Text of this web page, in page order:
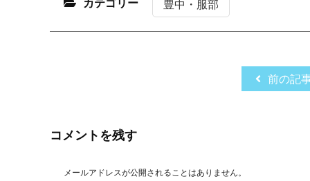
豊中・服部
前の記
コメントを残す
メールアドレスが公開されることはありません。